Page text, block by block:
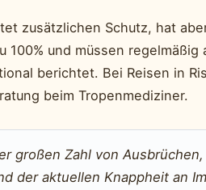
zusätzlichen Schutz, hat
100% und müssen
berichtet. Bei Reisen in
beim Tropenmediziner.
großen Zahl von
der aktuellen Knappheit an